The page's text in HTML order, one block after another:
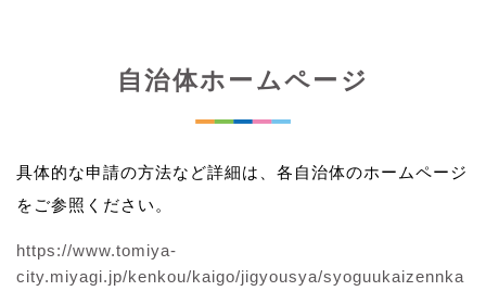
自治体ホームページ
具体的な申請の方法など詳細は、各自治体のホームページ
をご参照ください。
https://www.tomiya-
city.miyagi.jp/kenkou/kaigo/jigyousya/syoguukaizennka